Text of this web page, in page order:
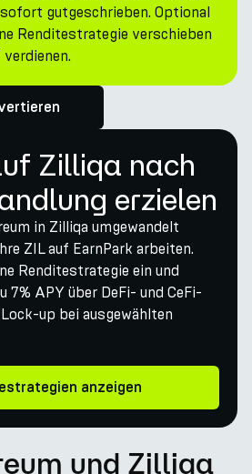
gutgeschrieben. Optional
Renditestrategie verschieben
Zilliqa nach
erzielen
in Zilliqa umgewandelt
ZIL auf EarnPark arbeiten.
Renditestrategie ein und
7% APY über DeFi- und CeFi-
up bei ausgewählten
anzeigen
und Zilliqa